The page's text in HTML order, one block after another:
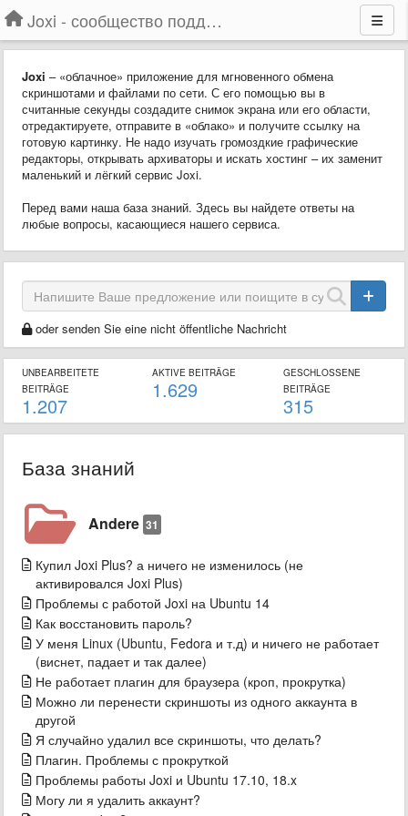
Joxi - сообщество поддержки
Joxi – «облачное» приложение для мгновенного обмена
скриншотами и файлами по сети. С его помощью вы в
считанные секунды создадите снимок экрана или его области,
отредактируете, отправите в «облако» и получите ссылку на
готовую картинку. Не надо изучать громоздкие графические
редакторы, открывать архиваторы и искать хостинг – их заменит
маленький и лёгкий сервис Joxi.
Перед вами наша база знаний. Здесь вы найдете ответы на
любые вопросы, касающиеся нашего сервиса.
oder senden Sie eine nicht öffentliche Nachricht
UNBEARBEITETE
BEITRÄGE
1.207
AKTIVE BEITRÄGE
1.629
GESCHLOSSENE
BEITRÄGE
315
База знаний
Andere 31
Купил Joxi Plus? а ничего не изменилось (не
активировался Joxi Plus)
Проблемы с работой Joxi на Ubuntu 14
Как восстановить пароль?
У меня Linux (Ubuntu, Fedora и т.д) и ничего не работает
(виснет, падает и так далее)
Не работает плагин для браузера (кроп, прокрутка)
Можно ли перенести скриншоты из одного аккаунта в
другой
Я случайно удалил все скриншоты, что делать?
Плагин. Проблемы с прокруткой
Проблемы работы Joxi и Ubuntu 17.10, 18.x
Могу ли я удалить аккаунт?